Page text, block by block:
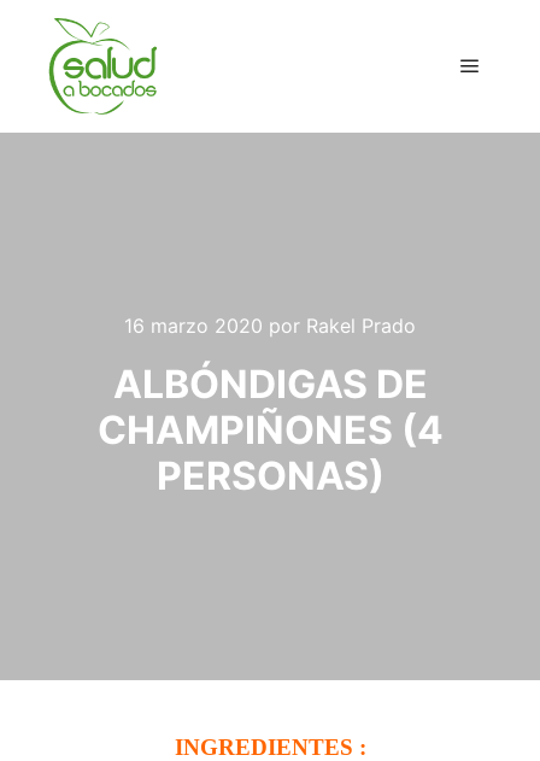
16 marzo 2020 por Rakel Prado
ALBÓNDIGAS DE
CHAMPIÑONES (4
PERSONAS)
INGREDIENTES :